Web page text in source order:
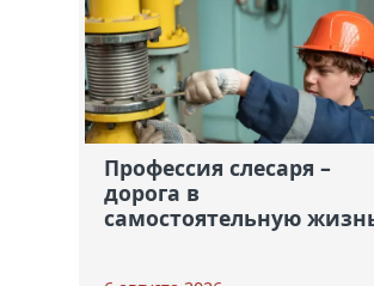
Профессия слесаря –
дорога в
самостоятельную